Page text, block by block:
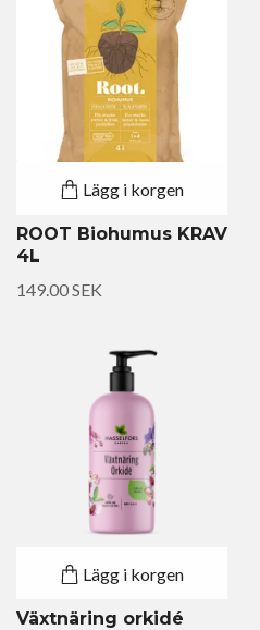
Lägg i korgen
ROOT Biohumus KRAV
4L
149.00 SEK
Lägg i korgen
Växtnäring orkidé